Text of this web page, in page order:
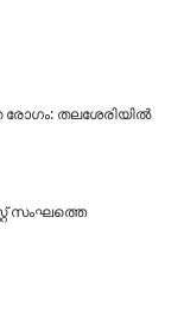
രോഗം: തലശേരിയിൽ
സംഘത്തെ